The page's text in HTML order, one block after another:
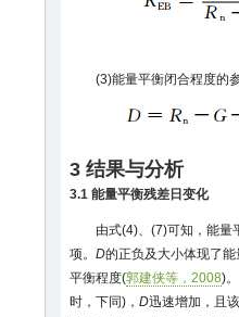
(3)能量平衡闭合程度的
3 结果与分析
3.1 能量平衡残差日变化
由式(4)、(7)可知，能量
项。 D的正负及大小体现了
平衡程度(郭建侠等，2008)
时，下同)， D迅速增加，且